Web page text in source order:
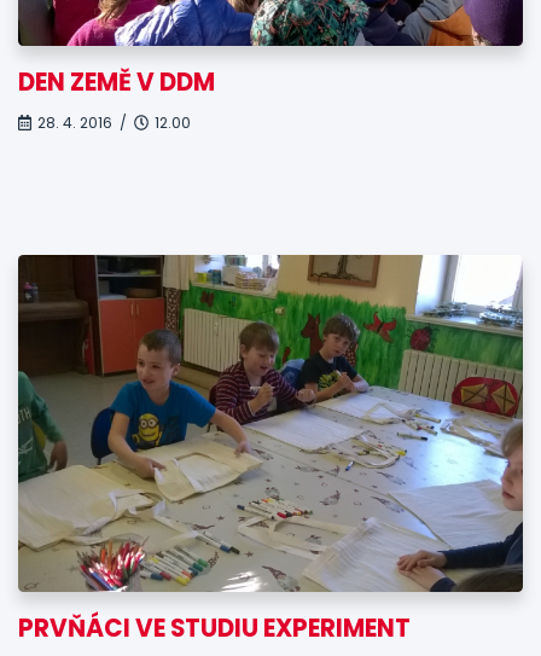
DEN ZEMĚ V DDM
28. 4. 2016 / 12.00
PRVŇÁCI VE STUDIU EXPERIMENT